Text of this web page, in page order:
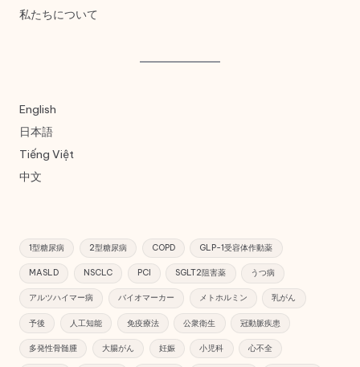
私たちについて
English
日本語
Tiếng Việt
中文
1型糖尿病 2型糖尿病 COPD GLP-1受容体作動薬
MASLD NSCLC PCI SGLT2阻害薬 うつ病
アルツハイマー病 バイオマーカー メトホルミン 乳がん
予後 人工知能 免疫療法 公衆衛生 冠動脈疾患
多発性骨髄腫 大腸がん 妊娠 小児科 心不全